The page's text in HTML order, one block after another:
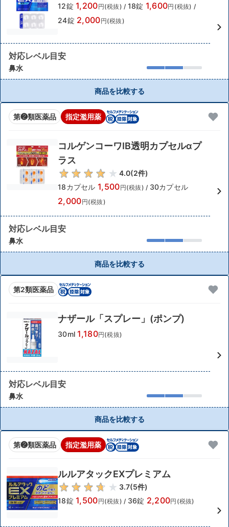
12錠 1,200円(税抜) / 18錠 1,600円(税抜) /
24錠 2,000円(税抜)
対応レベル目安
鼻水
商品を比較する
第❷類医薬品 指定濫用薬
コルゲンコーワIB透明カプセルαプ
ラス
4.0(2件)
18カプセル 1,500円(税抜) / 30カプセル
2,000円(税抜)
対応レベル目安
鼻水
商品を比較する
第2類医薬品
ナザール「スプレー」(ポンプ)
30ml 1,180円(税抜)
対応レベル目安
鼻水
商品を比較する
第❷類医薬品 指定濫用薬
ルルアタックEXプレミアム
3.7(5件)
18錠 1,500円(税抜) / 36錠 2,200円(税抜)